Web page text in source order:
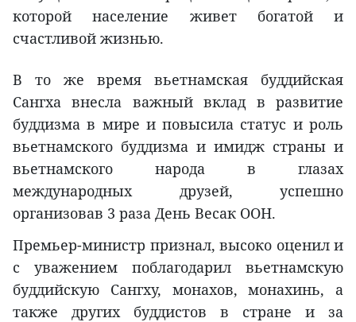
которой население живет богатой и
счастливой жизнью.
В то же время вьетнамская буддийская
Сангха внесла важный вклад в развитие
буддизма в мире и повысила статус и роль
вьетнамского буддизма и имидж страны и
вьетнамского народа в глазах
международных друзей, успешно
организовав 3 раза День Весак ООН.
Премьер-министр признал, высоко оценил и
с уважением поблагодарил вьетнамскую
буддийскую Сангху, монахов, монахинь, а
также других буддистов в стране и за